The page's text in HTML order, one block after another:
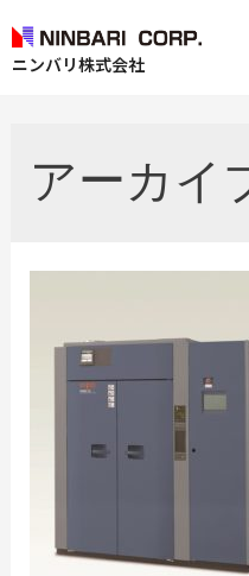
ニンバリ株式会社
アーカイ